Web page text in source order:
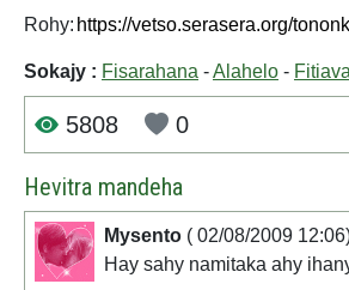
Rohy:
Sokajy : Fisarahana -Alahelo -
5808 0
Hevitra mandeha
Mysento ( 02/08/2009
Hay sahy namitaka ahy